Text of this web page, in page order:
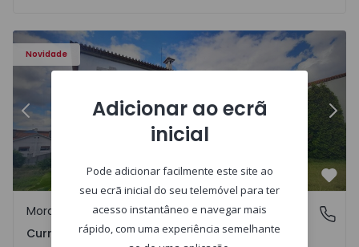
Novidade
- 1575650 - 17
Moradia T7 Carregal do Sal, Currelos, Papízios e Sobral -
Anterior
Currelos, Papízios e Sobral, Viseu
Moradia
Currelos, Papízios e Sobral, Viseu
Adicionar ao ecrã
inicial
Pode adicionar facilmente este site ao
seu ecrã inicial do seu telemóvel para ter
acesso instantâneo e navegar mais
rápido, com uma experiência semelhante